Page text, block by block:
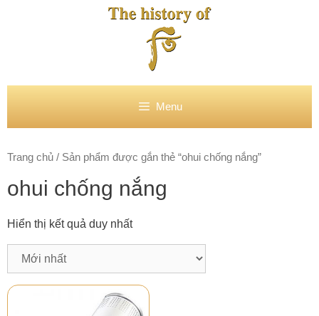
Menu
Trang chủ / Sản phẩm được gắn thẻ “ohui chống nắng”
ohui chống nắng
Hiển thị kết quả duy nhất